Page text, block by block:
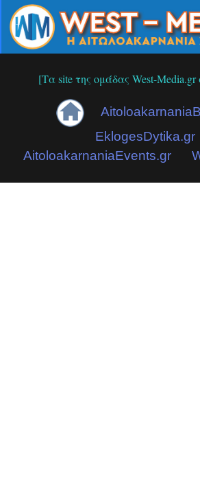
[Τα site της ομάδας West-Media.gr
EklogesDytika.gr
AitoloakarnaniaEvents.gr